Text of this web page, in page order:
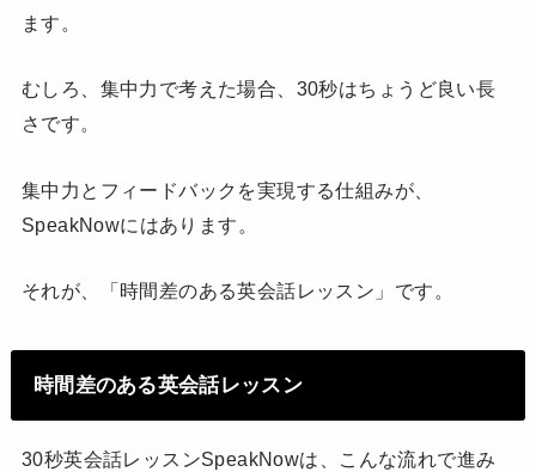
ます。
むしろ、集中力で考えた場合、30秒はちょうど良い長
さです。
集中力とフィードバックを実現する仕組みが、
SpeakNowにはあります。
それが、「時間差のある英会話レッスン」です。
時間差のある英会話レッスン
30秒英会話レッスンSpeakNowは、こんな流れで進み